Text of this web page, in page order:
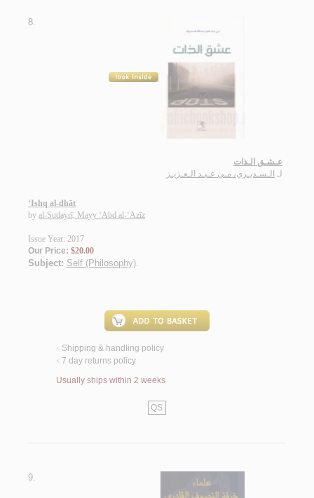
8.
عـشـق الـذات
لـ الـسـديـري، مـي عـبـد الـعـزيـز
‘Ishq al-dhāt
by al-Sudayrī, Mayy ‘Abd al-‘Azīz
Issue Year: 2017
Our Price: $20.00
Subject: Self (Philosophy).
< Shipping & handling policy
< 7 day returns policy
Usually ships within 2 weeks
QS
9.